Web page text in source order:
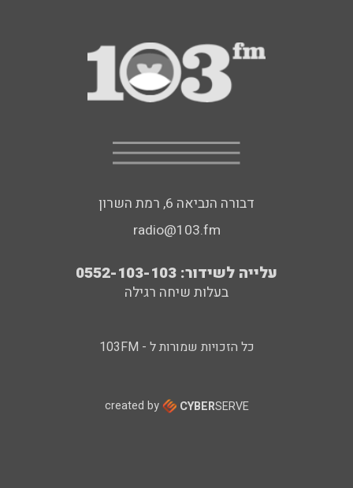
דבורה הנביאה 6, רמת השרון
radio@103.fm
עלייה לשידור: 0552-103-103
בעלות שיחה רגילה
כל הזכויות שמורות ל - 103FM
created by CYBERSERVE